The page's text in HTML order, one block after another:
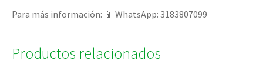
Para más información: 📱 WhatsApp: 3183807099
Productos relacionados